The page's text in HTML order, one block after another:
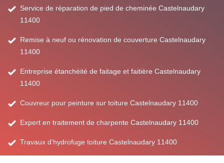
Service de réparation de pied de cheminée Castelnaudary
11400
Remise à neuf ou rénovation de couverture Castelnaudary
11400
Entreprise étanchéité de faitage et faitière Castelnaudary
11400
Couvreur pour peinture sur toiture Castelnaudary 11400
Expert en traitement de charpente Castelnaudary 11400
Travaux d'hydrofuge toiture Castelnaudary 11400